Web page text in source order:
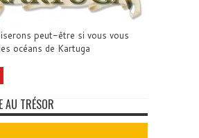
peut-être si vous vous
océans de Kartuga
AU TRÉSOR